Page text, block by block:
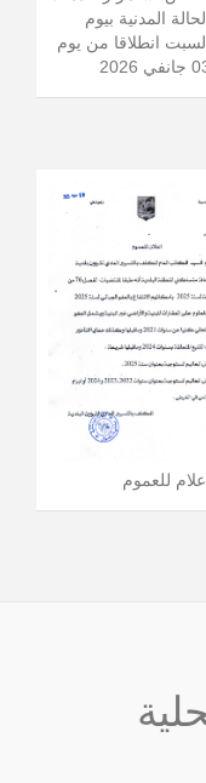
المدنية بيوم
انطلاقا من يوم
2026
للعموم